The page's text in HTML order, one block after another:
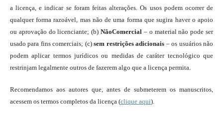
a licença, e indicar se foram feitas alterações. Os usos podem ocorrer de
qualquer forma razoável, mas não de uma forma que sugira haver o apoio
ou aprovação do licenciante; (b)NãoComercial – o material não pode ser
usado para fins comerciais; (c)sem restrições adicionais – os usuários não
podem aplicar termos jurídicos ou medidas de caráter tecnológico que
restrinjam legalmente outros de fazerem algo que a licença permita.
Recomendamos aos autores que, antes de submeterem os manuscritos,
acessem os termos completos da licença (clique aqui).